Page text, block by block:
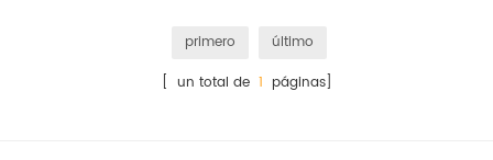
primero
último
[ un total de 1 páginas]